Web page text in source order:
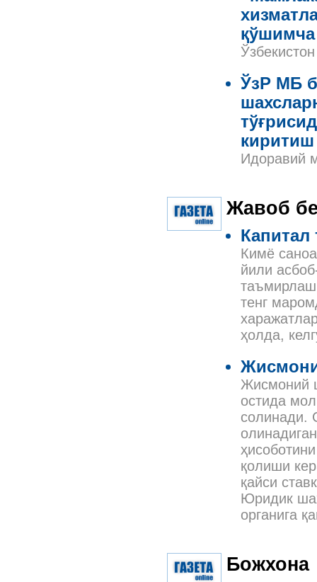
қўшимча
ЎзР МБ
киритиш
Идоравий
Жавоб
Капитал
Кимё
йили
тенг
ҳолда,
Жисмоний
остида
солинади.
қолиши
қайси
Юридик
органига
Божхона